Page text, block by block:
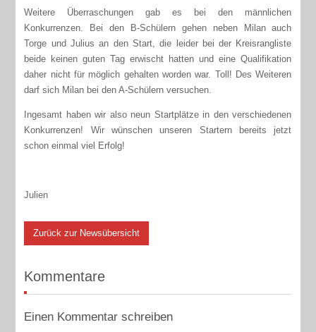
Weitere Überraschungen gab es bei den männlichen
Konkurrenzen. Bei den B-Schülern gehen neben Milan auch
Torge und Julius an den Start, die leider bei der Kreisrangliste
beide keinen guten Tag erwischt hatten und eine Qualifikation
daher nicht für möglich gehalten worden war. Toll! Des Weiteren
darf sich Milan bei den A-Schülern versuchen.
Ingesamt haben wir also neun Startplätze in den verschiedenen
Konkurrenzen! Wir wünschen unseren Startern bereits jetzt
schon einmal viel Erfolg!
Julien
Zurück zur Newsübersicht
Kommentare
Einen Kommentar schreiben